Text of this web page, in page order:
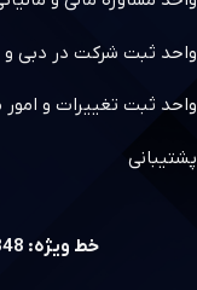
واحد ثبت شرکت در دبی و
واحد ثبت تغییرات و
پشتیبانی
خط ویژه: 22224848-021